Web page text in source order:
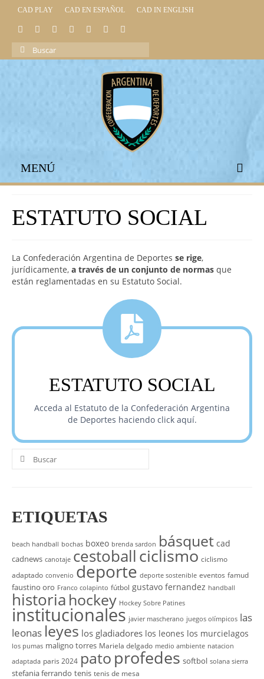
CAD PLAY CAD EN ESPAÑOL CAD IN ENGLISH
Buscar
por:
MENÚ
INSTITUCIONAL
UNIVERSO CAD
CAD FEDERAL
ESTATUTO SOCIAL
La Confederación Argentina de Deportes se rige,
jurídicamente, a través de un conjunto de normas que
están reglamentadas en su Estatuto Social.
ESTATUTO SOCIAL
Acceda al Estatuto de la Confederación Argentina
de Deportes haciendo click aquí.
Buscar
por:
ETIQUETAS
beach handball bochas boxeo brenda sardon básquet cad
cadnews canotaje cestoballciclismo ciclismo
adaptado convenio deporte deporte sostenible eventos famud
faustino oro Franco colapinto fútbol gustavo fernandez handball
historia hockey Hockey Sobre Patines
institucionales javier mascherano juegos olímpicos las
leonas leyes los gladiadores los leones los murcielagos
los pumas maligno torres Mariela delgado medio ambiente natacion
adaptada paris 2024 pato profedes softbol solana sierra
stefania ferrando tenis tenis de mesa